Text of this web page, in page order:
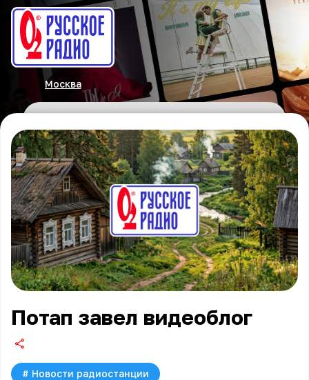
Москва
Потап завел видеоблог
# Новости радиостанции